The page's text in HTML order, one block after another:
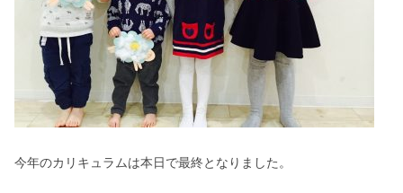
今年のカリキュラムは本日で最終となりました。